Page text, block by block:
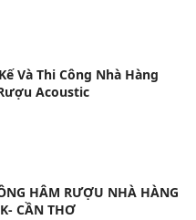
Và Thi Công Nhà Hàng
Acoustic
HÂM RƯỢU NHÀ HÀNG
CẦN THƠ